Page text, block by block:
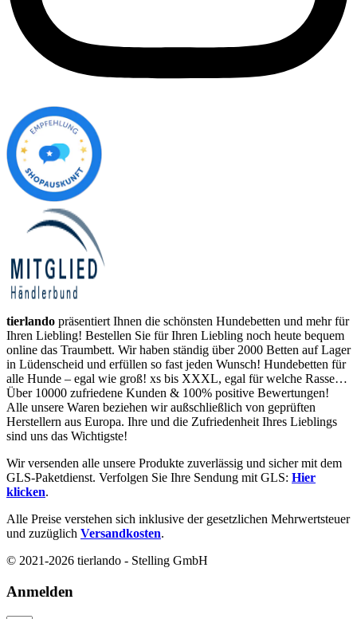
tierlando präsentiert Ihnen die schönsten Hundebetten und mehr für
Ihren Liebling! Bestellen Sie für Ihren Liebling noch heute bequem
online das Traumbett. Wir haben ständig über 2000 Betten auf Lager
in Lüdenscheid und erfüllen so fast jeden Wunsch! Hundebetten für
alle Hunde – egal wie groß! xs bis XXXL, egal für welche Rasse…
Über 10000 zufriedene Kunden & 100% positive Bewertungen!
Alle unsere Waren beziehen wir außschließlich von geprüften
Herstellern aus Europa. Ihre und die Zufriedenheit Ihres Lieblings
sind uns das Wichtigste!
Wir versenden alle unsere Produkte zuverlässig und sicher mit dem
GLS-Paketdienst. Verfolgen Sie Ihre Sendung mit GLS: Hier
klicken.
Alle Preise verstehen sich inklusive der gesetzlichen Mehrwertsteuer
und zuzüglich Versandkosten.
© 2021-2026 tierlando - Stelling GmbH
Anmelden